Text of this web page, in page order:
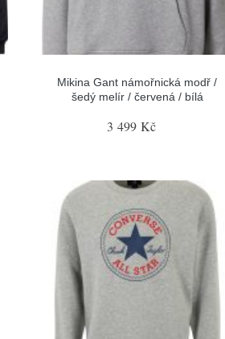
Mikina Gant námořnická modř /
šedý melír / červená / bílá
3 499 Kč